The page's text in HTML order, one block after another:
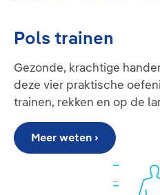
Pols trainen
Gezonde, krachtige
deze vier praktische
trainen, rekken en op de
Meer weten ›